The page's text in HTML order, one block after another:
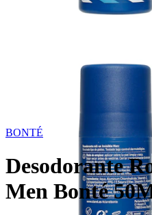
BONTÉ
Desodorante
Men Bonté